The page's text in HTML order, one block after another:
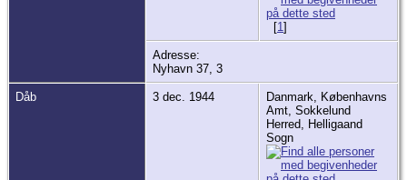
[1]
Adresse:
Nyhavn 37, 3
Dåb 3 dec. 1944
Danmark, Københavns
Amt, Sokkelund
Herred, Helligaand
Sogn